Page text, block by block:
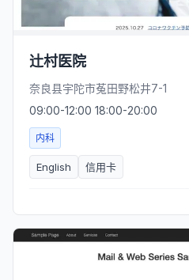
辻村医院
奈良县宇陀市菟田野松井7-1
09:00-12:00 18:00-20:00
内科
English 信用卡